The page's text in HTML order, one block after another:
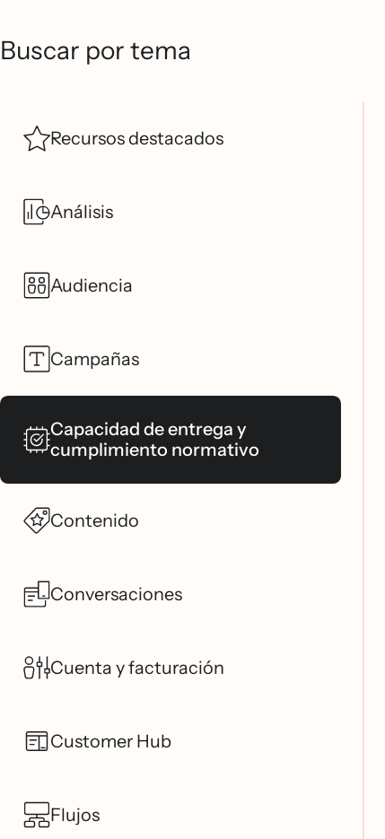
Buscar por tema
Recursos destacados
Análisis
Audiencia
Campañas
Capacidad de entrega y
cumplimiento normativo
Contenido
Conversaciones
Cuenta y facturación
Customer Hub
Flujos